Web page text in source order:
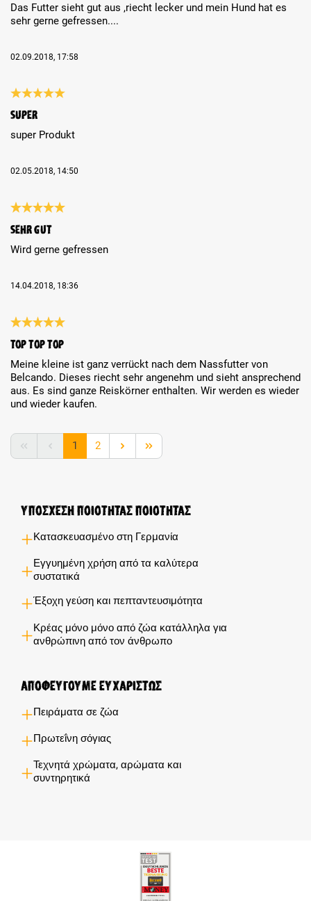
Das Futter sieht gut aus ,riecht lecker und mein Hund hat es
sehr gerne gefressen....
02.09.2018, 17:58
super
super Produkt
02.05.2018, 14:50
Sehr gut
Wird gerne gefressen
14.04.2018, 18:36
Top top top
Meine kleine ist ganz verrückt nach dem Nassfutter von
Belcando. Dieses riecht sehr angenehm und sieht ansprechend
aus. Es sind ganze Reiskörner enthalten. Wir werden es wieder
und wieder kaufen.
Page
1 Page
2
Υποσχέση ποιότητας ποιότητας
Κατασκευασμένο στη Γερμανία
Εγγυημένη χρήση από τα καλύτερα
συστατικά
Έξοχη γεύση και πεπταντευσιμότητα
Κρέας μόνο μόνο από ζώα κατάλληλα για
ανθρώπινη από τον άνθρωπο
Αποφεύγουμε ευχαρίστως
Πειράματα σε ζώα
Πρωτεΐνη σόγιας
Τεχνητά χρώματα, αρώματα και
συντηρητικά